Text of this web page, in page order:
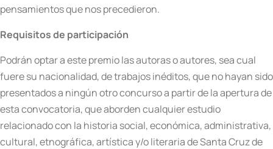
pensamientos que nos precedieron.
Requisitos de participación
Podrán optar a este premio las autoras o autores, sea cual
fuere su nacionalidad, de trabajos inéditos, que no hayan sido
presentados a ningún otro concurso a partir de la apertura de
esta convocatoria, que aborden cualquier estudio
relacionado con la historia social, económica, administrativa,
cultural, etnográfica, artística y/o literaria de Santa Cruz de